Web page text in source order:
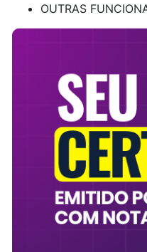
OUTRAS